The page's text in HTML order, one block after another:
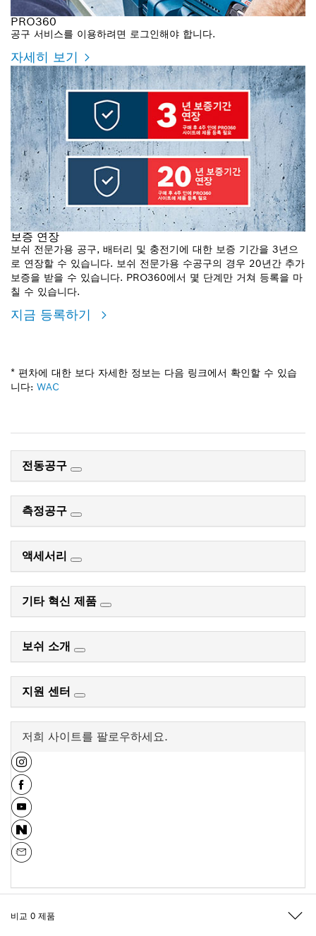
비교 0 제품
PRO360
공구 서비스를 이용하려면 로그인해야 합니다.
자세히 보기
보증 연장
보쉬 전문가용 공구, 배터리 및 충전기에 대한 보증 기간을 3년으
로 연장할 수 있습니다. 보쉬 전문가용 수공구의 경우 20년간 추가
보증을 받을 수 있습니다. PRO360에서 몇 단계만 거쳐 등록을 마
칠 수 있습니다.
지금 등록하기
* 편차에 대한 보다 자세한 정보는 다음 링크에서 확인할 수 있습
니다: WAC
전동공구
측정공구
액세서리
기타 혁신 제품
보쉬 소개
지원 센터
저희 사이트를 팔로우하세요.